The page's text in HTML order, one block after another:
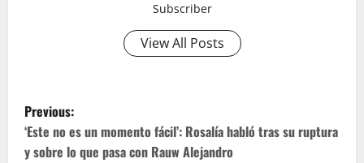
Subscriber
View All Posts
P
o
Previous:
‘Este no es un momento fácil’: Rosalía habló tras su ruptura
y sobre lo que pasa con Rauw Alejandro